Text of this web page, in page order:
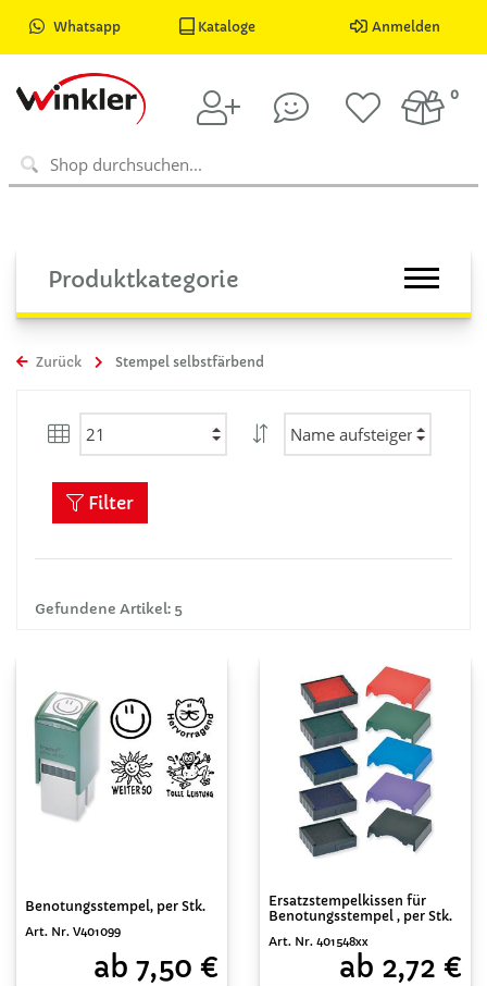
Whatsapp Kataloge Anmelden
0
Produktkategorie
Zurück Stempel selbstfärbend
Gefundene Artikel: 5
Filter
Benotungsstempel, per Stk.
Art. Nr. V401099
ab 7,50 €
Ersatzstempelkissen für
Benotungsstempel , per Stk.
Art. Nr. 401548xx
ab 2,72 €